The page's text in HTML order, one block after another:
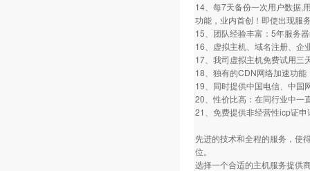
14、每7天备份一次用户数据,
功能，业内首创！即使出现服
15、团队经验丰富：5年服务
16、虚拟主机、域名注册、企
17、我司虚拟主机免费试用三
18、独有的CDN网络加速功
19、同时提供中国电信、中国
20、性价比高：在同行业中一
21、免费提供非经营性icp证
先进的技术和全程的服务，使
位。
选择一个合适的主机服务提供